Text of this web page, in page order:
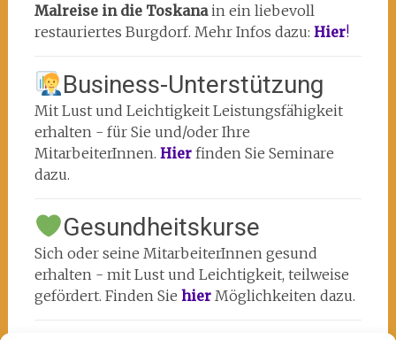
Malreise in die Toskanain ein liebevoll
restauriertes Burgdorf. Mehr Infos dazu: Hier!
Business-Unterstützung
Mit Lust und Leichtigkeit Leistungsfähigkeit
erhalten - für Sie und/oder Ihre
MitarbeiterInnen. Hier finden Sie Seminare
dazu.
Gesundheitskurse
Sich oder seine MitarbeiterInnen gesund
erhalten - mit Lust und Leichtigkeit, teilweise
gefördert. Finden Sie hier Möglichkeiten dazu.